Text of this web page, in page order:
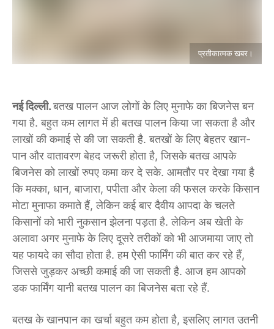
प्रतीकात्मक खबर।
नई दिल्ली.बतख पालन आज लोगों के लिए मुनाफे का बिजनेस बन
गया है. बहुत कम लागत में ही बतख पालन किया जा सकता है और
लाखों की कमाई से की जा सकती है. बतखों के लिए बेहतर खान-
पान और वातावरण बेहद जरूरी होता है, जिसके बतख आपके
बिजनेस को लाखों रुपए कमा कर दे सके. आमतौर पर देखा गया है
कि मक्का, धान, बाजारा, पपीता और केला की फसल करके किसान
मोटा मुनाफा कमाते हैं, लेकिन कई बार दैवीय आपदा के चलते
किसानों को भारी नुकसान झेलना पड़ता है. लेकिन अब खेती के
अलावा अगर मुनाफे के लिए दूसरे तरीकों को भी आजमाया जाए तो
यह फायदे का सौदा होता है. हम ऐसी फार्मिंग की बात कर रहे हैं,
जिससे जुड़कर अच्छी कमाई की जा सकती है. आज हम आपको
डक फार्मिंग यानी बतख पालन का बिजनेस बता रहे हैं.
बतख के खानपान का खर्चा बहुत कम होता है, इसलिए लागत उतनी